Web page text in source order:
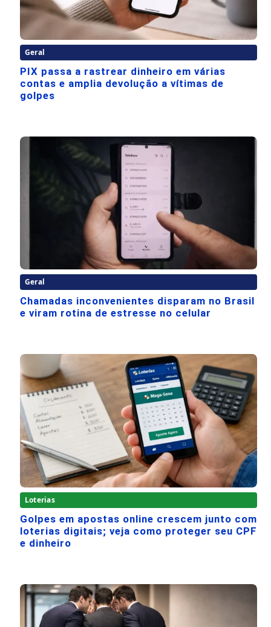
Geral
PIX passa a rastrear dinheiro em várias
contas e amplia devolução a vítimas de
golpes
Geral
Chamadas inconvenientes disparam no Brasil
e viram rotina de estresse no celular
Loterias
Golpes em apostas online crescem junto com
loterias digitais; veja como proteger seu CPF
e dinheiro